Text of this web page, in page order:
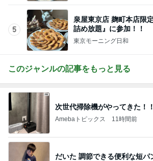
5
泉屋東京店 麹町本店限
詰め放題』に参加！！
東京モーニング日和
このジャンルの記事をもっと見る
次世代掃除機がやってきた！！
Amebaトピックス 11時間前
だいた 調節できる便利な短パ